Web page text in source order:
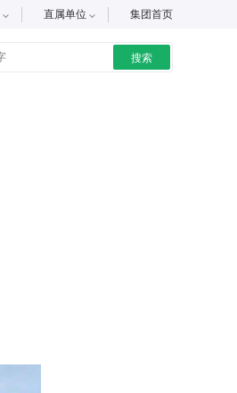
集团首页
直属单位
搜索